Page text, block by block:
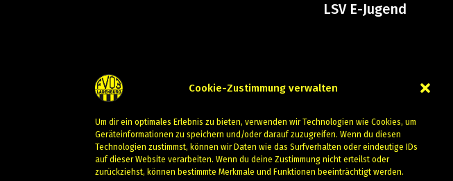
Cookie-Zustimmung verwalten
Um dir ein optimales Erlebnis zu bieten, verwenden wir Technologien wie Cookies, um
Geräteinformationen zu speichern und/oder darauf zuzugreifen. Wenn du diesen
Technologien zustimmst, können wir Daten wie das Surfverhalten oder eindeutige IDs
auf dieser Website verarbeiten. Wenn du deine Zustimmung nicht erteilst oder
zurückziehst, können bestimmte Merkmale und Funktionen beeinträchtigt werden.
LSV E-Jugend